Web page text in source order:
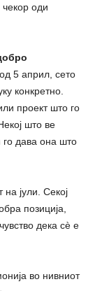
чекор оди
5 април, сето
конкретно.
проект што го
што ве
го дава она што
јули. Секој
позиција,
дека сè е
во нивниот